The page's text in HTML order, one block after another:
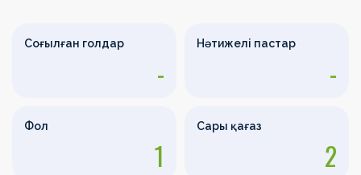
Соғылған голдар
-
Нәтижелі пастар
-
Фол
1
Сары қағаз
2